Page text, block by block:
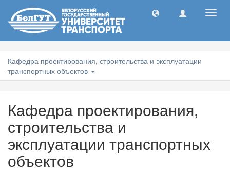
Кафедра проектирования, строительства и эксплуатации
транспортных объектов
Кафедра проектирования,
строительства и
эксплуатации транспортных
объектов